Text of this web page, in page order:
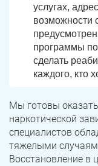
услугах,
возможности
программы
сделать
каждого, кто
Мы готовы
наркотической
специалистов
тяжелыми
Восстановление в